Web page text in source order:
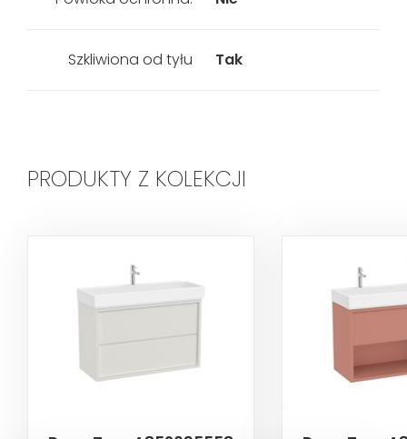
Szkliwiona od tyłu Tak
PRODUKTY Z KOLEKCJI